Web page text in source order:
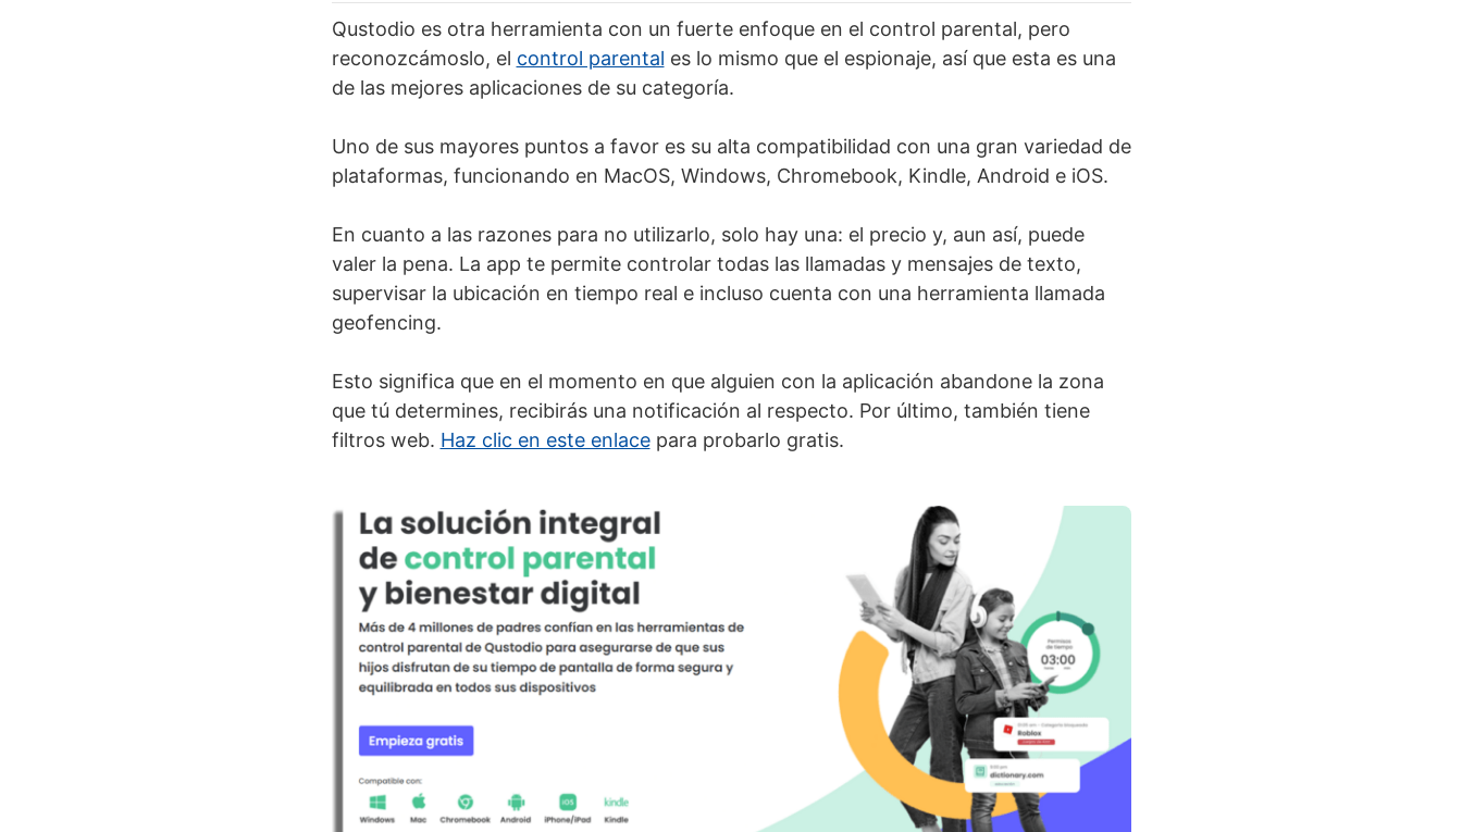
Qustodio es otra herramienta con un fuerte enfoque en el control parental, pero
reconozcámoslo, el control parental es lo mismo que el espionaje, así que esta es una
de las mejores aplicaciones de su categoría.
Uno de sus mayores puntos a favor es su alta compatibilidad con una gran variedad de
plataformas, funcionando en MacOS, Windows, Chromebook, Kindle, Android e iOS.
En cuanto a las razones para no utilizarlo, solo hay una: el precio y, aun así, puede
valer la pena. La app te permite controlar todas las llamadas y mensajes de texto,
supervisar la ubicación en tiempo real e incluso cuenta con una herramienta llamada
geofencing.
Esto significa que en el momento en que alguien con la aplicación abandone la zona
que tú determines, recibirás una notificación al respecto. Por último, también tiene
filtros web. Haz clic en este enlacepara probarlo gratis.